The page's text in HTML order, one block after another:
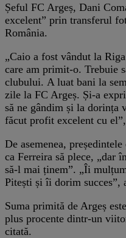
Șeful FC Argeș, Dani
excelent” prin transferul
România.
„Caio a fost vândut la
care am primit-o. Trebuie
clubului. A luat bani la
zile la FC Argeș. Și-a
să ne gândim și la
făcut profit excelent cu
De asemenea,
ca Ferreira să plece, „dar
să-l mai ținem”. „Îi
Pitești și îi dorim succes”,
Suma primită de Argeș
plus procente dintr-un
citată.